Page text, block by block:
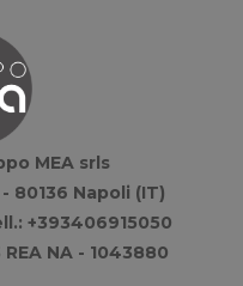
MEA srls
80136 Napoli (IT)
+393406915050
NA - 1043880